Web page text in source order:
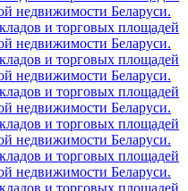
недвижимости Беларуси.
и торговых площадей
недвижимости Беларуси.
и торговых площадей
недвижимости Беларуси.
и торговых площадей
недвижимости Беларуси.
и торговых площадей
недвижимости Беларуси.
и торговых площадей
недвижимости Беларуси.
и торговых площадей